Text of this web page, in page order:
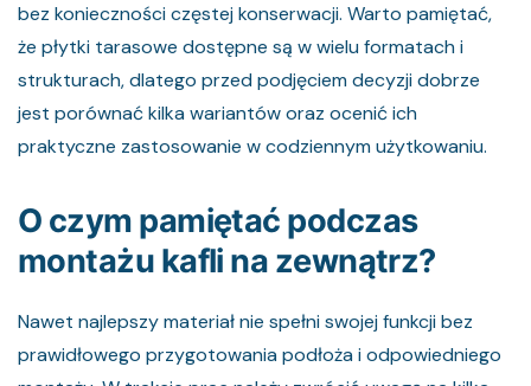
bez konieczności częstej konserwacji. Warto pamiętać,
że płytki tarasowe dostępne są w wielu formatach i
strukturach, dlatego przed podjęciem decyzji dobrze
jest porównać kilka wariantów oraz ocenić ich
praktyczne zastosowanie w codziennym użytkowaniu.
O czym pamiętać podczas
montażu kafli na zewnątrz?
Nawet najlepszy materiał nie spełni swojej funkcji bez
prawidłowego przygotowania podłoża i odpowiedniego